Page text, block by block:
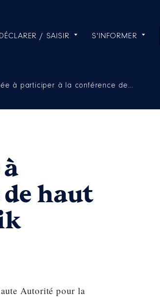
DÉCLARER / SAISIR S'INFORMER
à participer à la conférence de…
haut
Autorité pour la